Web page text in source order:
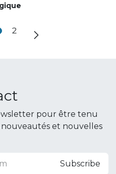
2
pour être tenu
et nouvelles
Subscribe